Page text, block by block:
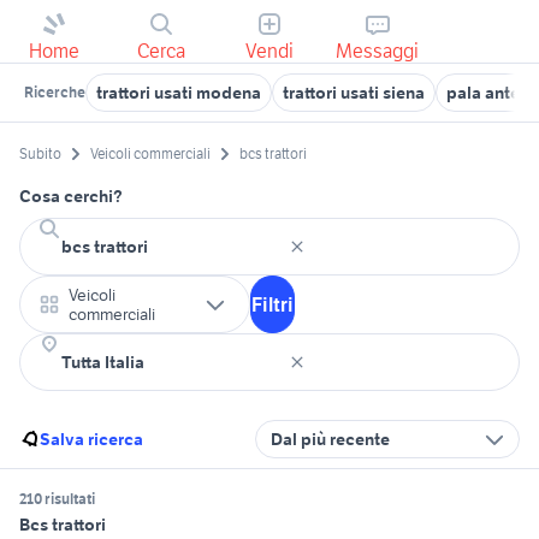
Home Cerca Vendi Messaggi
Ricerche trattori usati modena trattori usati siena pala
Subito Veicoli commerciali bcs trattori
Cosa cerchi?
Veicoli
commerciali
Filtri
Salva ricerca Dal più recente
210 risultati
Bcs trattori